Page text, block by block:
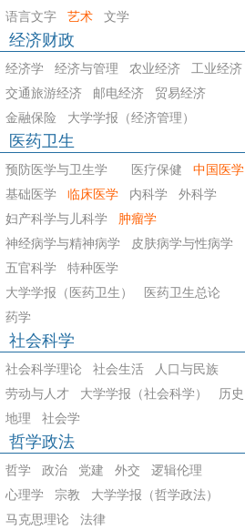
语言文字
艺术 文学
经济财政
经济学 经济与管理 农业经济
工业经济
交通旅游经济
邮电经济
贸易经济
金融保险
大学学报（经济管理）
医药卫生
预防医学与卫生学 医疗保健
中国医学
基础医学
临床医学 内科学
外科学
妇产科学与儿科学
肿瘤学
神经病学与精神病学
皮肤病学与性病学
五官科学
特种医学
大学学报（医药卫生）
医药卫生总论
药学
社会科学
社会科学理论 社会生活
人口与民族
劳动与人才
大学学报（社会科学）
历史
地理
社会学
哲学政法
哲学 政治 党建 外交
逻辑伦理
心理学
宗教
大学学报（哲学政法）
马克思理论
法律